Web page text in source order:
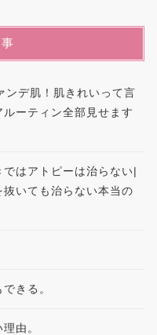
ンデ肌！肌きれいって言
ーティン全部見せます
はアトピーは治らない|
いても治らない本当の
きる。
由。